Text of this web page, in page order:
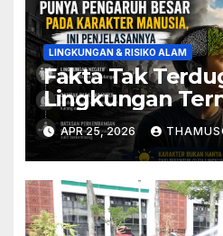
LINGKUNGAN & RISIKO ALAM
Fakta Tak
Lingkungan
Pengaruh Besar
Karakter
Penjelasannya
APR 25, 2026